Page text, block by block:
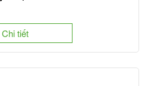
Chi tiết